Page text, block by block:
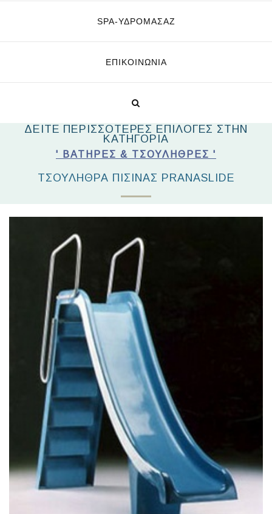
SPA-ΥΔΡΟΜΑΣΆΖ
ΕΠΙΚΟΙΝΩΝΊΑ
ΔΕΙΤΕ ΠΕΡΙΣΣΟΤΕΡΕΣ ΕΠΙΛΟΓΕΣ ΣΤΗΝ
ΚΑΤΗΓΟΡΙΑ
' ΒΑΤΉΡΕΣ & ΤΣΟΥΛΉΘΡΕΣ '
ΤΣΟΥΛΉΘΡΑ ΠΙΣΊΝΑΣ PRANASLIDE